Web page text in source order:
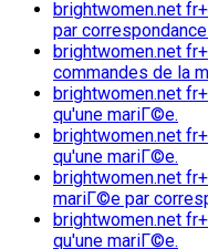
brightwomen.net
par
brightwomen.net
commandes de la
brightwomen.net
qu'une mariГ©e.
brightwomen.net
qu'une mariГ©e.
brightwomen.net
mariГ©e par
brightwomen.net
qu'une mariГ©e.